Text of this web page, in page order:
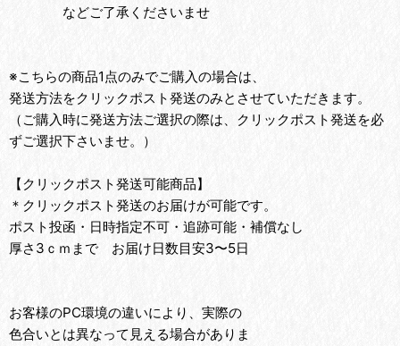
などご了承くださいませ
※こちらの商品1点のみでご購入の場合は、
発送方法をクリックポスト発送のみとさせていただきます。
（ご購入時に発送方法ご選択の際は、クリックポスト発送を必
ずご選択下さいませ。）
【クリックポスト発送可能商品】
＊クリックポスト発送のお届けが可能です。
ポスト投函・日時指定不可・追跡可能・補償なし
厚さ3ｃｍまで お届け日数目安3〜5日
お客様のPC環境の違いにより、実際の
色合いとは異なって見える場合がありま